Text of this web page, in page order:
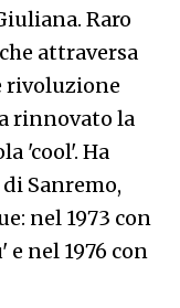
Raro
attraversa
rivoluzione
rinnovato la
'cool'. Ha
Sanremo,
nel 1973 con
nel 1976 con